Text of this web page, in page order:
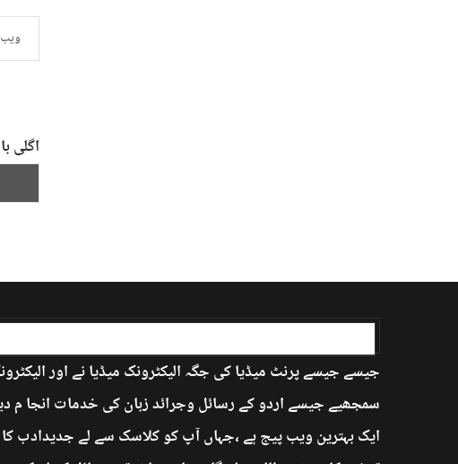
اگلی
جیسے جیسے پرنٹ میڈیا کی جگہ الیکٹرونک میڈیا نے اور
سمجھیے جیسے اردو کے رسائل وجرائد زبان کی خدمات انجا م
ایک بہترین ویب پیج ہے ،جہاں آپ کو کلاسک سے لے جدیدادب